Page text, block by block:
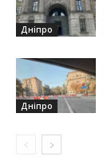
Дніпро
Дніпро